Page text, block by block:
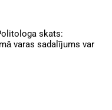
skats:
varas sadalījums var